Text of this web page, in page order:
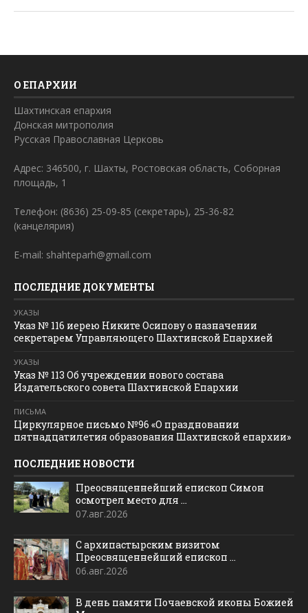
О ЕПАРХИИ
Шахтинская епархия
Донская митрополия
Русская Православная Церковь
Адрес: 346500, г. Шахты, Ростовская область, Соборная
площадь, 1
Телефон: (8636) 25-09-85 (секретарь), 25-36-82
(канцелярия)
E-mail: shahteparh@gmail.com
ПОСЛЕДНИЕ ДОКУМЕНТЫ
УКАЗЫ
Указ № 116 иерею Никите Осипову о назначении
секретарем Управляющего Шахтинской Епархией
УКАЗЫ
Указ № 113 Об учреждении нового состава
Издательского совета Шахтинской Епархии
ПИСЬМА
Циркулярное письмо №96 «О праздновании
пятнадцатилетия образования Шахтинской епархии»
ПОСЛЕДНИЕ НОВОСТИ
Преосвященнейший епископ Симон
осмотрел место для ...
07.авг.2026
С архипастырским визитом
Преосвященнейший епископ ...
06.авг.2026
В день памяти Почаевской иконы Божией